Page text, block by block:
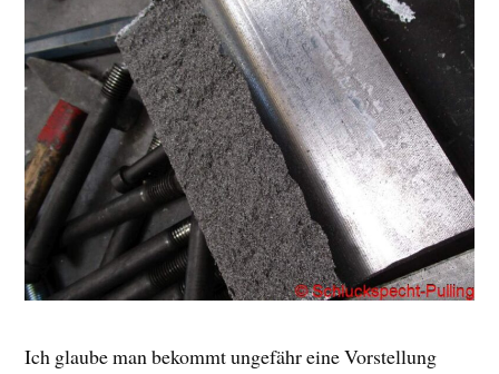
Ich glaube man bekommt ungefähr eine Vorstellung